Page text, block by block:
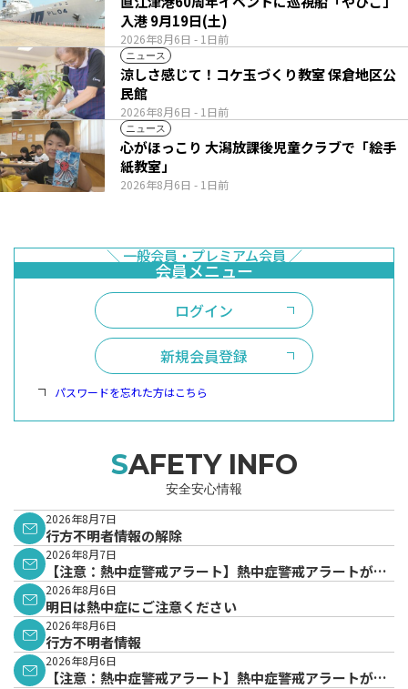
2026年8月6日 - 1日前
入港 9月19日(土)
ニュース
2026年8月6日 - 1日前
涼しさ感じて！コケ玉づくり教室 保倉地区公
民館
ニュース
2026年8月6日 - 1日前
心がほっこり 大潟放課後児童クラブで「絵手
紙教室」
ログイン
新規会員登録
パスワードを忘れた方はこちら
SAFETY INFO
安全安心情報
2026年8月7日
行方不明者情報の解除
2026年8月7日
【注意：熱中症警戒アラート】熱中症警戒アラートが発
表されています。
2026年8月6日
明日は熱中症にご注意ください
2026年8月6日
行方不明者情報
2026年8月6日
【注意：熱中症警戒アラート】熱中症警戒アラートが発